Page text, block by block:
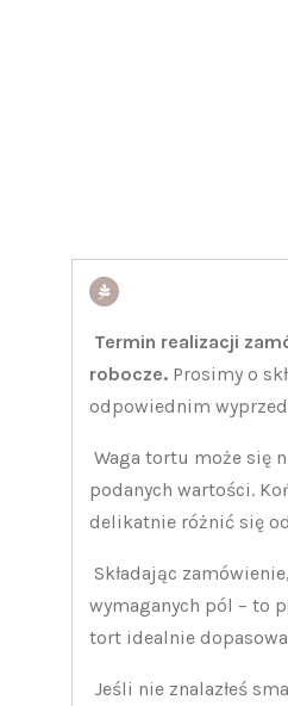
Termin realizacji
robocze. Prosimy o
odpowiednim
Waga tortu może się
podanych wartości.
delikatnie różnić się
Składając
wymaganych pól – to
tort idealnie
Jeśli nie znalazłeś